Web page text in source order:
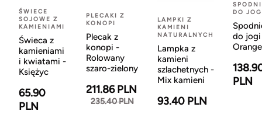
ŚWIECE
SOJOWE Z
KAMIENIAMI
Świeca z
kamieniami
i kwiatami -
Księżyc
65.90
PLN
PLECAKI Z
KONOPI
Plecak z
konopi -
Rolowany
szaro-zielony
211.86 PLN
235.40 PLN
LAMPKI Z
KAMIENI
NATURALNYCH
Lampka z
kamieni
szlachetnych -
Mix kamieni
93.40 PLN
DO
do
Orange
PLN